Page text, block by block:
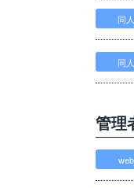
同
同
管理